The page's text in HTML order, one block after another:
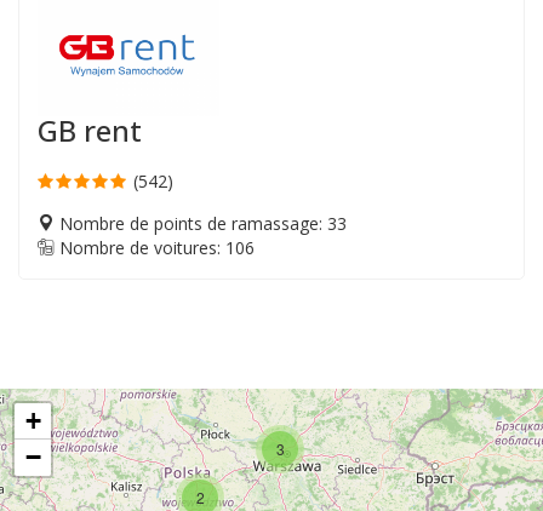
GB rent
(542)
Nombre de points de ramassage: 33
Nombre de voitures: 106
3
2
+
−